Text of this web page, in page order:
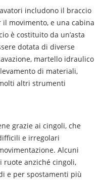
includono il braccio
movimento, e una cabina
è costituito da un’asta
dotata di diverse
martello idraulico
di materiali,
altri strumenti
grazie ai cingoli, che
e irregolari
Alcuni
ruote anziché cingoli,
e per spostamenti più